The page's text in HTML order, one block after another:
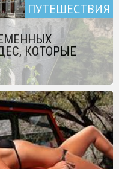
ПУТЕШЕСТВИЯ
КОТОРЫЕ